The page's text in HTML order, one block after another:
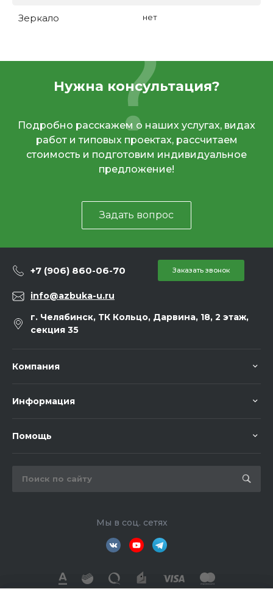
Зеркало нет
Нужна консультация?
Подробно расскажем о наших услугах, видах
работ и типовых проектах, рассчитаем
стоимость и подготовим индивидуальное
предложение!
Задать вопрос
+7 (906) 860-06-70 Заказать звонок
info@azbuka-u.ru
г. Челябинск, ТК Кольцо, Дарвина, 18, 2 этаж,
секция 35
Компания
Информация
Помощь
Мы в соц. сетях